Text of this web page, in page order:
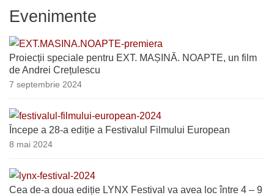
Evenimente
Proiecții speciale pentru EXT. MAȘINĂ. NOAPTE, un film
de Andrei Crețulescu
7 septembrie 2024
Începe a 28-a ediție a Festivalul Filmului European
8 mai 2024
Cea de-a doua ediție LYNX Festival va avea loc între 4 – 9